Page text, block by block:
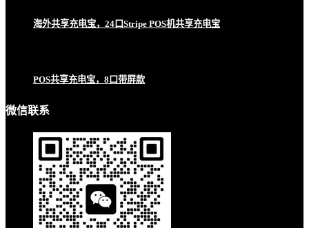
海外共享充电宝，24口Stripe POS机共享充电宝
POS共享充电宝，8口带屏款
微信联系